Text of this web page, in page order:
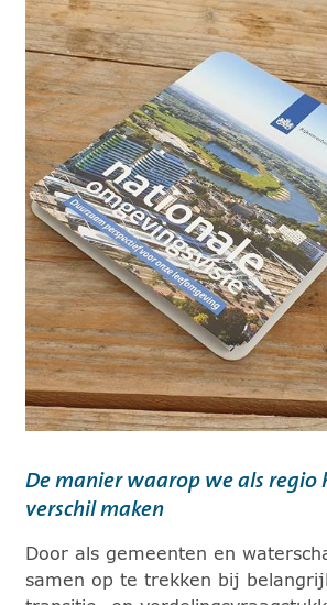
De manier waarop we als regio
verschil maken
Door als gemeenten en
samen op te trekken bij